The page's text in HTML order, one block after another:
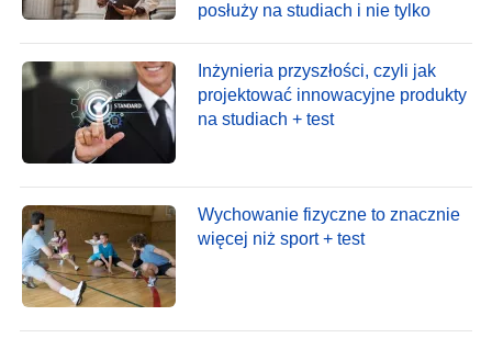
posłuży na studiach i nie tylko
Inżynieria przyszłości, czyli jak
projektować innowacyjne produkty
na studiach + test
Wychowanie fizyczne to znacznie
więcej niż sport + test